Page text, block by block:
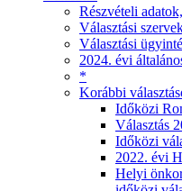
Részvételi
Választási
Választási
2024. évi
*
Korábbi
Időközi
Választás
Időközi
2022. évi
Helyi